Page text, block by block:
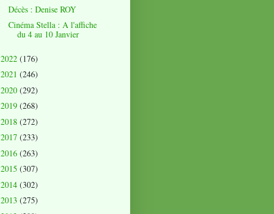
Décès : Denise ROY
Cinéma Stella : A l'affiche
du 4 au 10 Janvier
2022 (176)
2021 (246)
2020 (292)
2019 (268)
2018 (272)
2017 (233)
2016 (263)
2015 (307)
2014 (302)
2013 (275)